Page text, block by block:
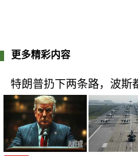
更多精彩内容
特朗普扔下两条路，波斯